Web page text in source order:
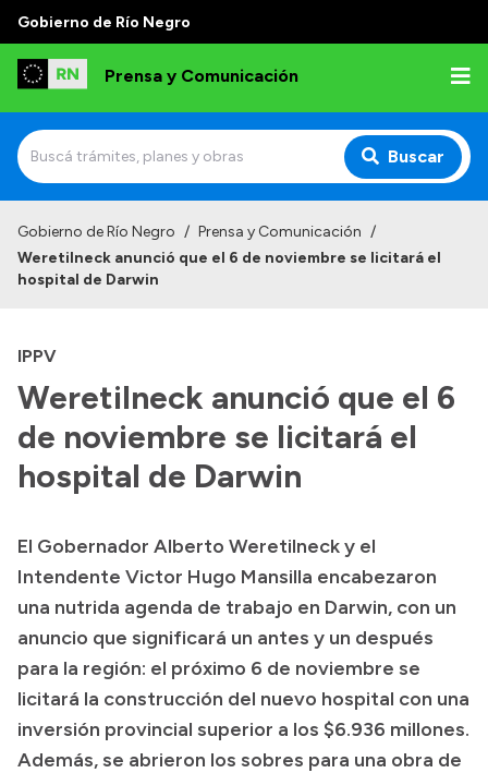
Gobierno de Río Negro
Prensa y Comunicación
Buscar
Institucional
Referentes de prensa
Archivo de noticias
Transparencia
Boletín Oficial
Compras y licitaciones
Consulta de expedientes
Consulta de pago a proveedores
Convocatorias
Intranet
Gobierno de Río Negro / Prensa y Comunicación /
Weretilneck anunció que el 6 de noviembre se licitará el
hospital de Darwin
IPPV
Weretilneck anunció que el 6
de noviembre se licitará el
hospital de Darwin
El Gobernador Alberto Weretilneck y el
Intendente Victor Hugo Mansilla encabezaron
una nutrida agenda de trabajo en Darwin, con un
anuncio que significará un antes y un después
para la región: el próximo 6 de noviembre se
licitará la construcción del nuevo hospital con una
inversión provincial superior a los $6.936 millones.
Además, se abrieron los sobres para una obra de